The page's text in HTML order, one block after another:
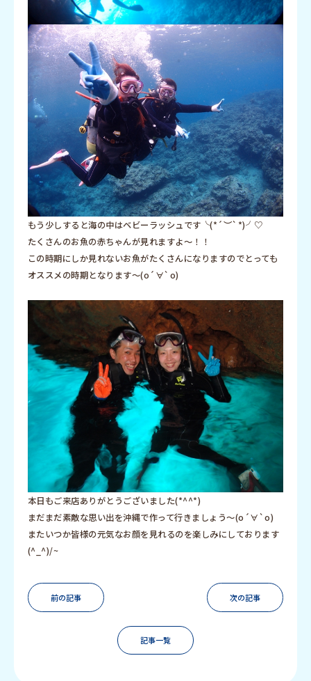
もう少しすると海の中はベビーラッシュです╰(*´︶`*)╯♡
たくさんのお魚の赤ちゃんが見れますよ〜！！
この時期にしか見れないお魚がたくさんになりますのでとっても
オススメの時期となります〜(о´∀`о)
本日もご来店ありがとうございました(*^^*)
まだまだ素敵な思い出を沖縄で作って行きましょう〜(о´∀`о)
またいつか皆様の元気なお顔を見れるのを楽しみにしております
(^_^)/~
前の記事
記事一覧
次の記事